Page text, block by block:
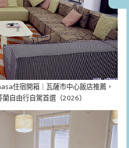
住宿開箱｜瓦薩市中心飯店推薦，
自由行自駕首選（2026）